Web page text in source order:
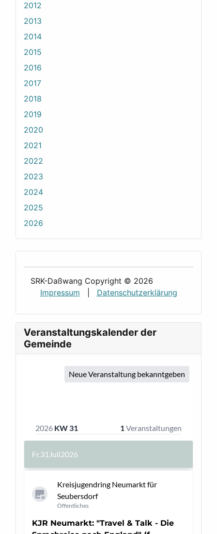
2012
2013
2014
2015
2016
2017
2018
2019
2020
2021
2022
2023
2024
2025
2026
SRK-Daßwang Copyright © 2026
Impressum
Datenschutzerklärung
Veranstaltungskalender der
Gemeinde